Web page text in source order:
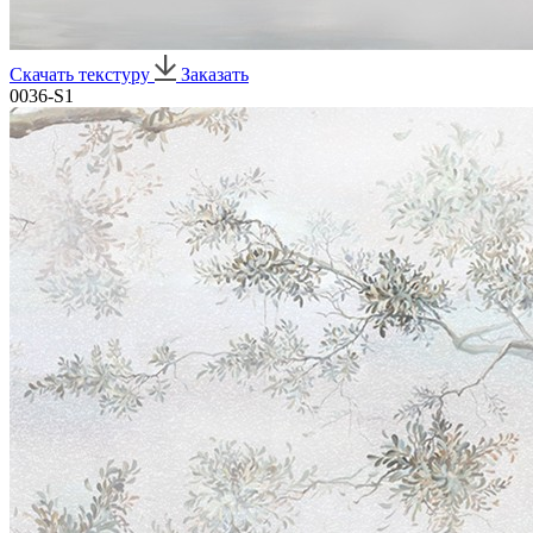
Скачать текстуру
Заказать
0036-S1